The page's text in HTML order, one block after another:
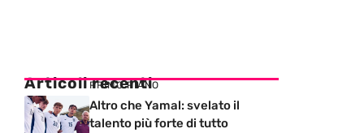
Articoli recenti
PRIMO PIANO
Altro che Yamal: svelato il
talento più forte di tutto